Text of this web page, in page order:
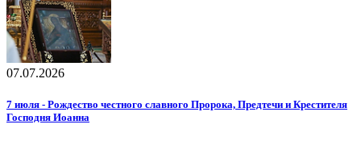
07.07.2026
7 июля - Рождество честного славного Пророка, Предтечи и Крестителя
Господня Иоанна